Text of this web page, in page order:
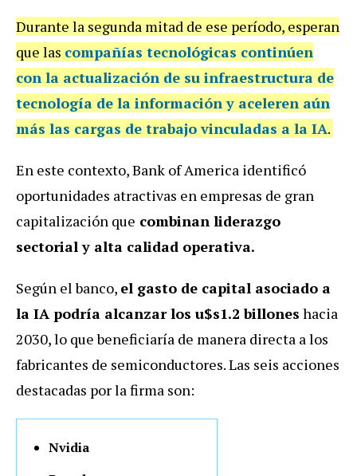
Durante la segunda mitad de ese período, esperan
que las compañías tecnológicas continúen
con la actualización de su infraestructura de
tecnología de la información y aceleren aún
más las cargas de trabajo vinculadas a la IA.
En este contexto, Bank of America identificó
oportunidades atractivas en empresas de gran
capitalización que combinan liderazgo
sectorial y alta calidad operativa.
Según el banco, el gasto de capital asociado a
la IA podría alcanzar los u$s1.2 billones hacia
2030, lo que beneficiaría de manera directa a los
fabricantes de semiconductores.Las seis acciones
destacadas por la firma son:
Nvidia